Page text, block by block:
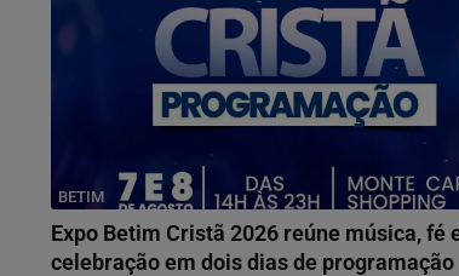
BETIM
Expo Betim Cristã 2026 reúne música, fé
celebração em dois dias de programação